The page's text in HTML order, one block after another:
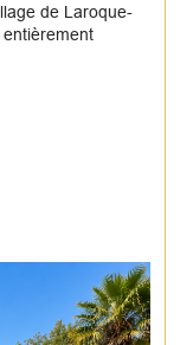
de Laroque-